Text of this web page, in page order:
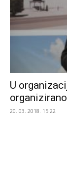
U
20. 03. 2018. 15:22